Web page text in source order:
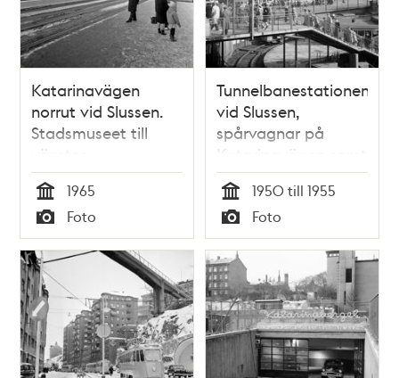
Katarinavägen
norrut vid Slussen.
Stadsmuseet till
vänster
Tid
1965
Typ
Foto
Tunnelbanestationen
vid Slussen,
spårvagnar på
Katarinavägen samt
Katarinahissen
Tid
1950 till 1955
Typ
Foto